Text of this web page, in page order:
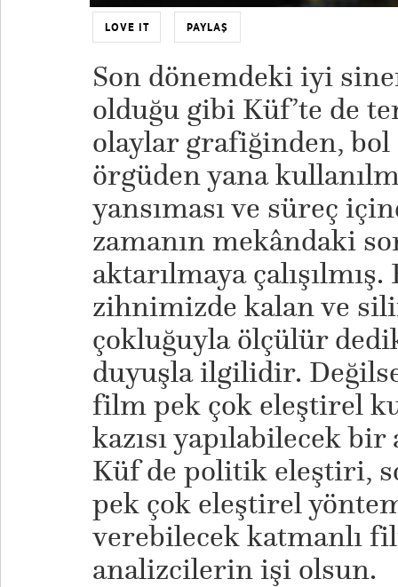
LOVE IT PAYLAŞ
Son dönemdeki iyi
olduğu gibi Küf’te de
olaylar grafiğinden, bol
örgüden yana
yansıması ve süreç
zamanın mekândaki
aktarılmaya
zihnimizde kalan ve
çokluğuyla ölçülür
duyuşla ilgilidir.
film pek çok eleştirel
kazısı yapılabilecek bir
Küf de politik eleştiri,
pek çok eleştirel
verebilecek katmanlı
analizcilerin işi olsun.